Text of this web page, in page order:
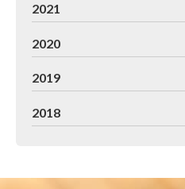
2021
2020
2019
2018